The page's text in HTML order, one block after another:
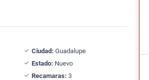
Ciudad: Guadalupe
Estado: Nuevo
Recamaras: 3